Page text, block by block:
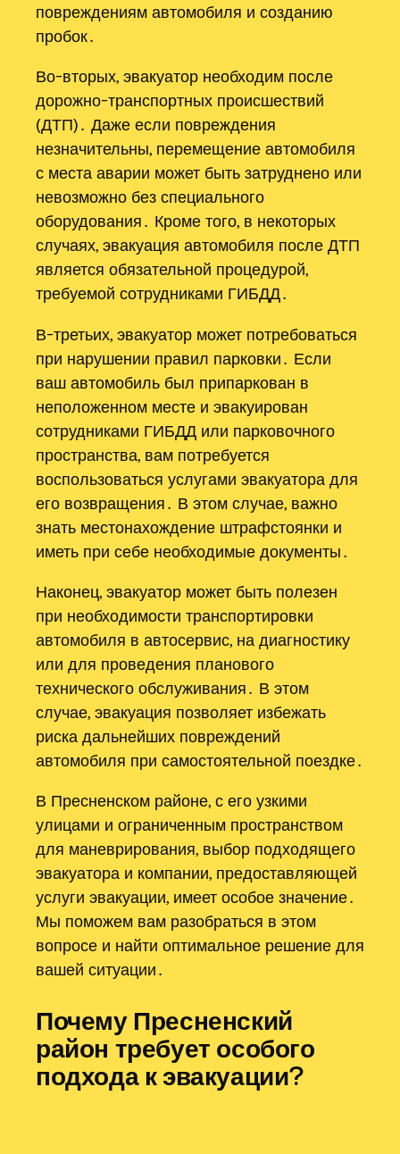
повреждениям автомобиля и созданию
пробок․
Во-вторых, эвакуатор необходим после
дорожно-транспортных происшествий
(ДТП)․ Даже если повреждения
незначительны, перемещение автомобиля
с места аварии может быть затруднено или
невозможно без специального
оборудования․ Кроме того, в некоторых
случаях, эвакуация автомобиля после ДТП
является обязательной процедурой,
требуемой сотрудниками ГИБДД․
В-третьих, эвакуатор может потребоваться
при нарушении правил парковки․ Если
ваш автомобиль был припаркован в
неположенном месте и эвакуирован
сотрудниками ГИБДД или парковочного
пространства, вам потребуется
воспользоваться услугами эвакуатора для
его возвращения․ В этом случае, важно
знать местонахождение штрафстоянки и
иметь при себе необходимые документы․
Наконец, эвакуатор может быть полезен
при необходимости транспортировки
автомобиля в автосервис, на диагностику
или для проведения планового
технического обслуживания․ В этом
случае, эвакуация позволяет избежать
риска дальнейших повреждений
автомобиля при самостоятельной поездке․
В Пресненском районе, с его узкими
улицами и ограниченным пространством
для маневрирования, выбор подходящего
эвакуатора и компании, предоставляющей
услуги эвакуации, имеет особое значение․
Мы поможем вам разобраться в этом
вопросе и найти оптимальное решение для
вашей ситуации․
Почему Пресненский
район требует особого
подхода к эвакуации?